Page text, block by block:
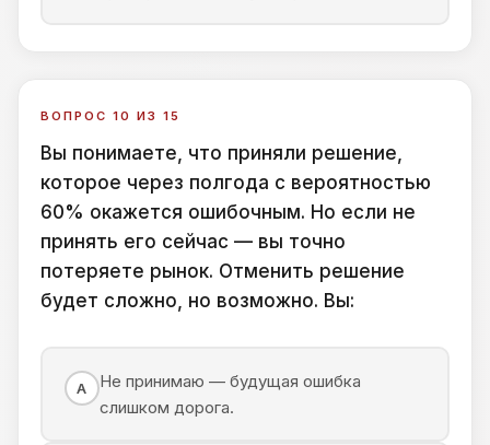
ВОПРОС 10 ИЗ 15
Вы понимаете, что приняли решение,
которое через полгода с вероятностью
60% окажется ошибочным. Но если не
принять его сейчас — вы точно
потеряете рынок. Отменить решение
будет сложно, но возможно. Вы:
А
Не принимаю — будущая ошибка
слишком дорога.